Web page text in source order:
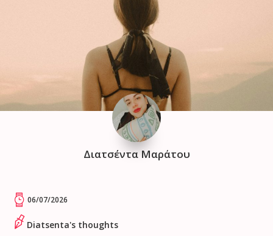
Διατσέντα Μαράτου
06/07/2026
Diatsenta's thoughts